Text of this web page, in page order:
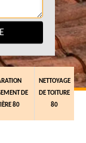
DE
80
NETTOYAGE
DE TOITURE
80